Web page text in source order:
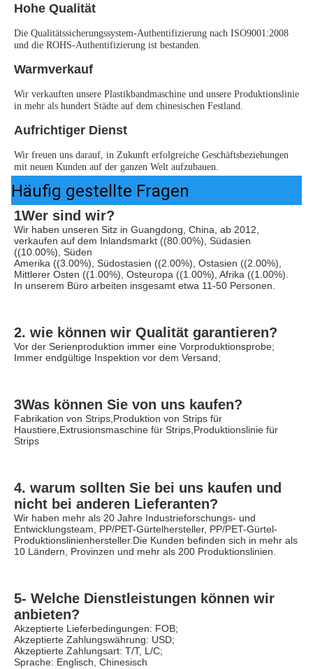
Hohe Qualität
Die Qualitätssicherungssystem-Authentifizierung nach ISO9001:2008
und die ROHS-Authentifizierung ist bestanden.
Warmverkauf
Wir verkauften unsere Plastikbandmaschine und unsere Produktionslinie
in mehr als hundert Städte auf dem chinesischen Festland.
Aufrichtiger Dienst
Wir freuen uns darauf, in Zukunft erfolgreiche Geschäftsbeziehungen
mit neuen Kunden auf der ganzen Welt aufzubauen.
Häufig gestellte Fragen
1Wer sind wir?
Wir haben unseren Sitz in Guangdong, China, ab 2012,
verkaufen auf dem Inlandsmarkt ((80.00%), Südasien
((10.00%), Süden
Amerika ((3.00%), Südostasien ((2.00%), Ostasien ((2.00%),
Mittlerer Osten ((1.00%), Osteuropa ((1.00%), Afrika ((1.00%).
In unserem Büro arbeiten insgesamt etwa 11-50 Personen.
2. wie können wir Qualität garantieren?
Vor der Serienproduktion immer eine Vorproduktionsprobe;
Immer endgültige Inspektion vor dem Versand;
3Was können Sie von uns kaufen?
Fabrikation von Strips,Produktion von Strips für
Haustiere,Extrusionsmaschine für Strips,Produktionslinie für
Strips
4. warum sollten Sie bei uns kaufen und
nicht bei anderen Lieferanten?
Wir haben mehr als 20 Jahre Industrieforschungs- und
Entwicklungsteam, PP/PET-Gürtelhersteller, PP/PET-Gürtel-
Produktionslinienhersteller.Die Kunden befinden sich in mehr als
10 Ländern, Provinzen und mehr als 200 Produktionslinien.
5- Welche Dienstleistungen können wir
anbieten?
Akzeptierte Lieferbedingungen: FOB;
Akzeptierte Zahlungswährung: USD;
Akzeptierte Zahlungsart: T/T, L/C;
Sprache: Englisch, Chinesisch